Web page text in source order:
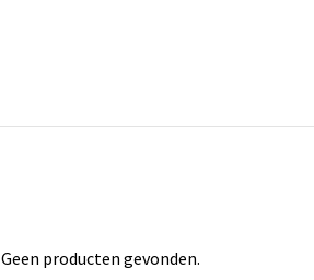
Geen producten gevonden.